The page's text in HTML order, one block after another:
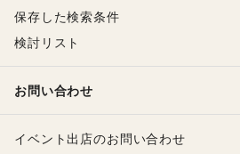
保存した検索条件
検討リスト
お問い合わせ
イベント出店のお問い合わせ